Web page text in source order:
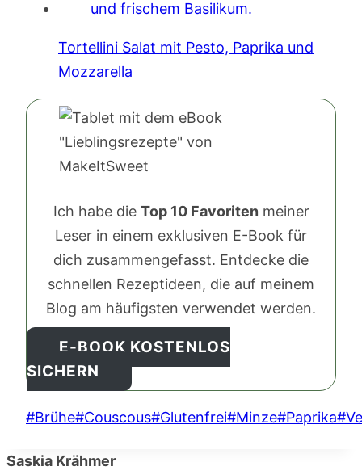
Tortellini Salat mit Pesto, Paprika und
Mozzarella
Ich habe die Top 10 Favoriten meiner
Leser in einem exklusiven E-Book für
dich zusammengefasst. Entdecke die
schnellen Rezeptideen, die auf meinem
Blog am häufigsten verwendet werden.
E-BOOK KOSTENLOS
SICHERN
Schlagworte:
#Brühe#Couscous#Glutenfrei#Minze#Paprika#
Saskia Krähmer